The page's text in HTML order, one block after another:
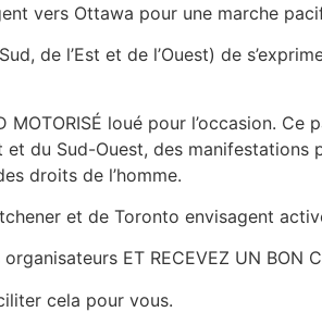
vers Ottawa pour une marche
de l’Est et de l’Ouest) de
loué pour l’occasion.
du Sud-Ouest, des manifestations
droits de l’homme.
et de Toronto envisagent
ET RECEVEZ UN
cela pour vous.